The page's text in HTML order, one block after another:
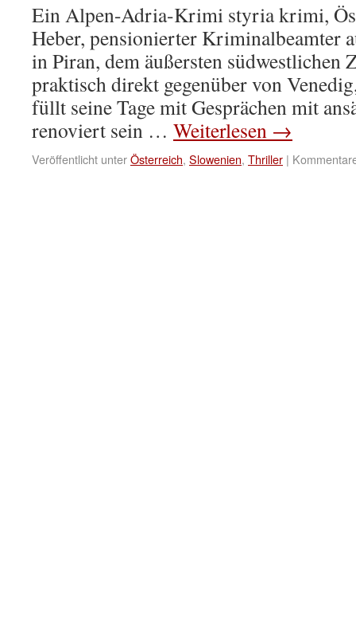
Ein Alpen-Adria-Krimi styria krimi,
Heber, pensionierter Kriminalbeamter
in Piran, dem äußersten südwestlichen
praktisch direkt gegenüber von
füllt seine Tage mit Gesprächen mit
renoviert sein … Weiterlesen →
Veröffentlicht unterÖsterreich, Slowenien, Thriller |